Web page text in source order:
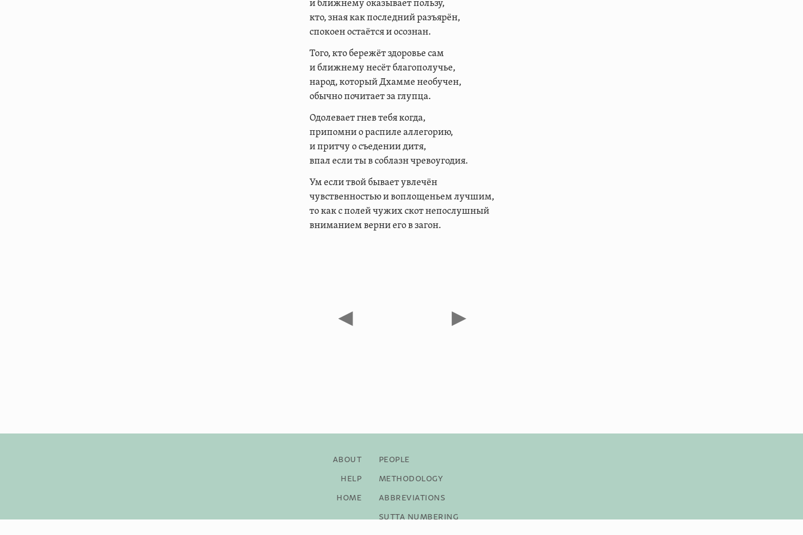
и ближнему оказывает пользу,
кто, зная как последний разъярён,
спокоен остаётся и осознан.
Того, кто бережёт здоровье сам
и ближнему несёт благополучье,
народ, который Дхамме необучен,
обычно почитает за глупца.
Одолевает гнев тебя когда,
припомни о распиле аллегорию,
и притчу о съедении дитя,
впал если ты в соблазн чревоугодия.
Ум если твой бывает увлечён
чувственностью и воплощеньем лучшим,
то как с полей чужих скот непослушный
вниманием верни его в загон.
◀ ▶
About
Help
Home
People
Methodology
Abbreviations
Sutta Numbering